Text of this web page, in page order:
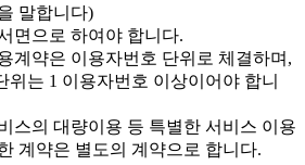
말합니다)
면으로 하여야 합니다.
계약은 이용자번호 단위로 체결하며,
위는 1 이용자번호 이상이어야 합니
스의 대량이용 등 특별한 서비스 이용
계약은 별도의 계약으로 합니다.